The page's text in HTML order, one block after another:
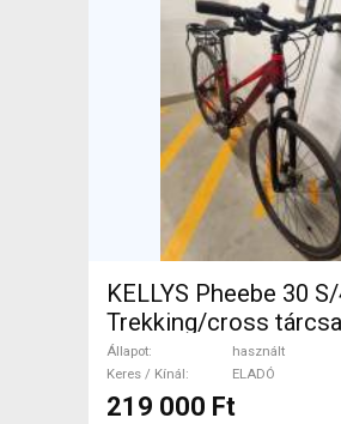
KELLYS Pheebe 30 S/43cm
Trekking/cross
használt ELADÓ
Állapot
használt
Keres / Kínál
ELADÓ
219 000 Ft